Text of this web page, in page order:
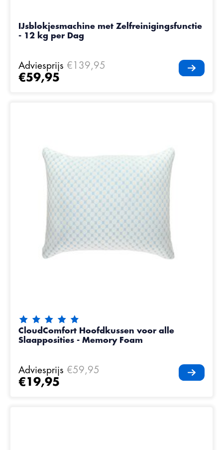
IJsblokjesmachine met Zelfreinigingsfunctie
- 12 kg per Dag
Adviesprijs €139,95
€59,95
De beoordeling van dit product is van de 5
CloudComfort Hoofdkussen voor alle
Slaapposities - Memory Foam
Adviesprijs €59,95
€19,95